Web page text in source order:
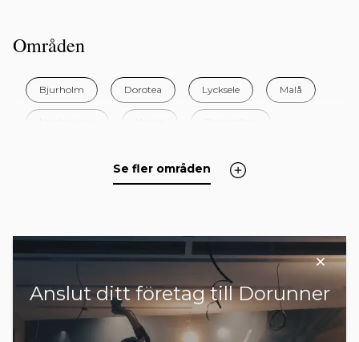
Områden
Bjurholm Dorotea Lycksele Malå
Vindeln Vännäs
Se fler områden
Anslut ditt företag till Dorunner